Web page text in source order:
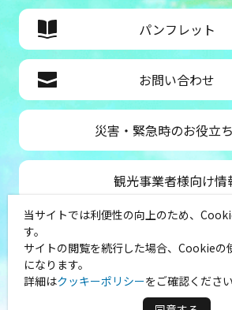
パンフレット
お問い合わせ
災害・緊急時のお役立
観光事業者様向け情
公益社団法人神奈川県観光協会
〒231-8521
神奈川県横浜市中区山下町１
（シルクセンター内）
当サイトでは利便性の向上のため、
す。
サイトの閲覧を続行した場合、Cookieの
になります。
詳細はクッキーポリシーをご確認ください